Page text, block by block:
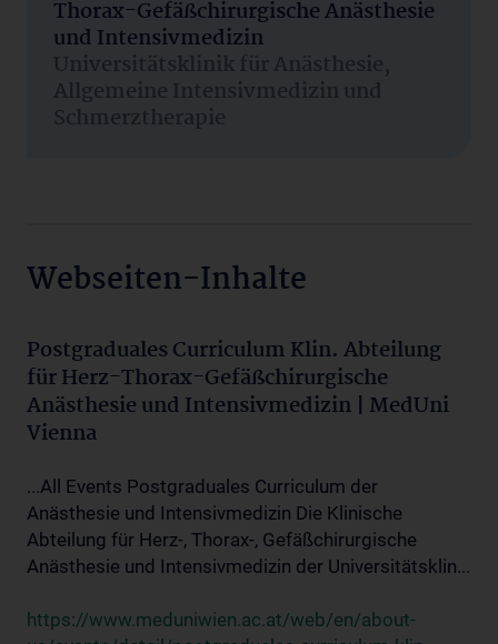
Thorax-Gefäßchirurgische Anästhesie
und Intensivmedizin
Universitätsklinik für Anästhesie,
Allgemeine Intensivmedizin und
Schmerztherapie
Webseiten-Inhalte
Postgraduales Curriculum Klin. Abteilung
für Herz-Thorax-Gefäßchirurgische
Anästhesie und Intensivmedizin | MedUni
Vienna
...All Events Postgraduales Curriculum der
Anästhesie und Intensivmedizin Die Klinische
Abteilung für Herz-, Thorax-, Gefäßchirurgische
Anästhesie und Intensivmedizin der Universitätsklin...
https://www.meduniwien.ac.at/web/en/about-